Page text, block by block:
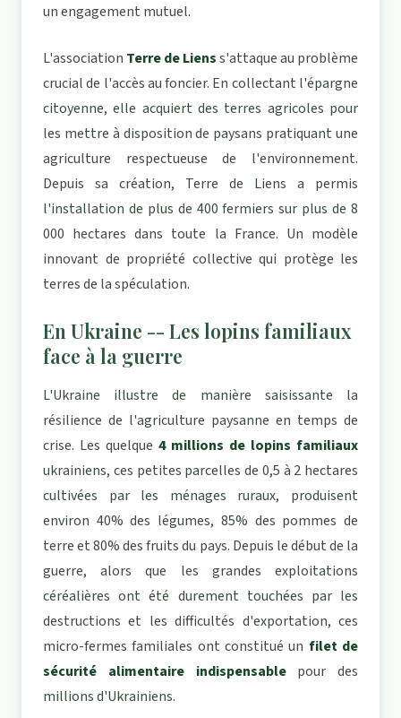
un engagement mutuel.
L'association Terre de Lienss'attaque au problème
crucial de l'accès au foncier. En collectant l'épargne
citoyenne, elle acquiert des terres agricoles pour
les mettre à disposition de paysans pratiquant une
agriculture respectueuse de l'environnement.
Depuis sa création, Terre de Liens a permis
l'installation de plus de 400 fermiers sur plus de 8
000 hectares dans toute la France. Un modèle
innovant de propriété collective qui protège les
terres de la spéculation.
En Ukraine -- Les lopins familiaux
face à la guerre
L'Ukraine illustre de manière saisissante la
résilience de l'agriculture paysanne en temps de
crise. Les quelque 4 millions de lopins familiaux
ukrainiens, ces petites parcelles de 0,5 à 2 hectares
cultivées par les ménages ruraux, produisent
environ 40% des légumes, 85% des pommes de
terre et 80% des fruits du pays. Depuis le début de la
guerre, alors que les grandes exploitations
céréalières ont été durement touchées par les
destructions et les difficultés d'exportation, ces
micro-fermes familiales ont constitué un filet de
sécurité alimentaire indispensablepour des
millions d'Ukrainiens.